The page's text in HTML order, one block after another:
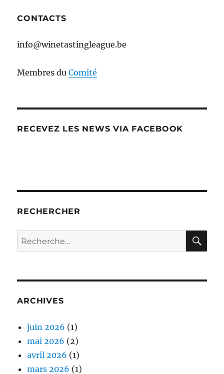
CONTACTS
info@winetastingleague.be
Membres duComité
RECEVEZ LES NEWS VIA FACEBOOK
RECHERCHER
Recherche
pour :
ARCHIVES
juin 2026 (1)
mai 2026 (2)
avril 2026 (1)
mars 2026 (1)